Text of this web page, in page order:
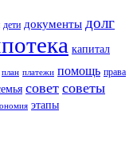
дети документы долг
капитал
план платежи помощь права
совет советы
этапы